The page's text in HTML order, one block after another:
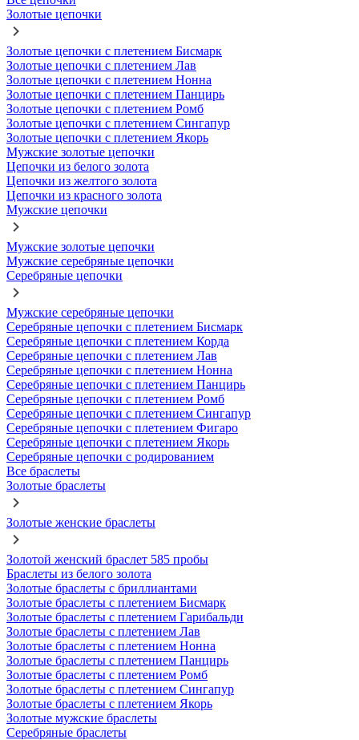
Золотые цепочки
Золотые цепочки с плетением Бисмарк
Золотые цепочки с плетением Лав
Золотые цепочки с плетением Нонна
Золотые цепочки с плетением Панцирь
Золотые цепочки с плетением Ромб
Золотые цепочки с плетением Сингапур
Золотые цепочки с плетением Якорь
Мужские золотые цепочки
Цепочки из белого золота
Цепочки из желтого золота
Цепочки из красного золота
Мужские цепочки
Мужские золотые цепочки
Мужские серебряные цепочки
Серебряные цепочки
Мужские серебряные цепочки
Серебряные цепочки с плетением Бисмарк
Серебряные цепочки с плетением Корда
Серебряные цепочки с плетением Лав
Серебряные цепочки с плетением Нонна
Серебряные цепочки с плетением Панцирь
Серебряные цепочки с плетением Ромб
Серебряные цепочки с плетением Сингапур
Серебряные цепочки с плетением Фигаро
Серебряные цепочки с плетением Якорь
Серебряные цепочки с родированием
Все браслеты
Золотые браслеты
Золотые женские браслеты
Золотой женский браслет 585 пробы
Браслеты из белого золота
Золотые браслеты с бриллиантами
Золотые браслеты с плетением Бисмарк
Золотые браслеты с плетением Гарибальди
Золотые браслеты с плетением Лав
Золотые браслеты с плетением Нонна
Золотые браслеты с плетением Панцирь
Золотые браслеты с плетением Ромб
Золотые браслеты с плетением Сингапур
Золотые браслеты с плетением Якорь
Золотые мужские браслеты
Серебряные браслеты